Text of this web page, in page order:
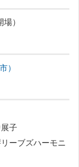
）
）
子
ーブズハーモニ